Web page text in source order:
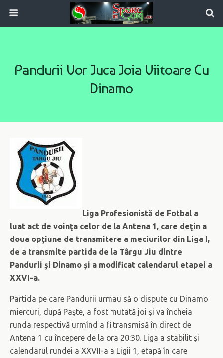
Pandurii Vor Juca Joia Viitoare Cu
Dinamo
Liga Profesionistă de Fotbal a
luat act de voinţa celor de la Antena 1, care deţin a
doua opţiune de transmitere a meciurilor din Liga I,
de a transmite partida de la Târgu Jiu dintre
Pandurii şi Dinamo şi a modificat calendarul etapei a
XXVI-a.
Partida pe care Pandurii urmau să o dispute cu Dinamo
miercuri, după Paşte, a fost mutată joi şi va încheia
runda respectivă urmînd a fi transmisă în direct de
Antena 1 cu începere de la ora 20:30. Liga a stabilit şi
calendarul rundei a XXVII-a a Ligii 1, etapă în care